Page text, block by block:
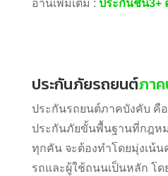
ประกันรถยนต์ภาคบังคับ คือ
ประกันภัยขั้นพื้นฐานที่กฎห
ทุกคัน จะต้องทำโดยมุ่งเน้น
รถและผู้ใช้ถนนเป็นหลัก โ
ประสบภัยทุกคน ไม่ว่าจะอยู่